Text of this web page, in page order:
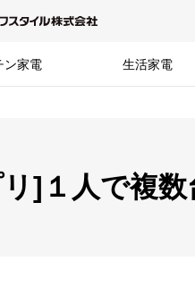
ン家電 生活家電
]１人で複